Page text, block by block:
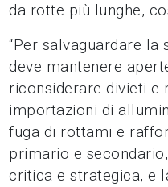
da rotte più lunghe,
“Per salvaguardare la
deve mantenere
riconsiderare divieti e
importazioni di
fuga di rottami e
primario e
critica e strategica, e